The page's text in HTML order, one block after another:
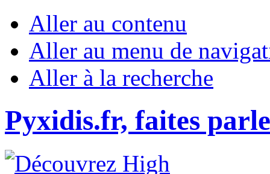
Aller au contenu
Aller au menu de
Aller à la recherche
Pyxidis.fr, faites